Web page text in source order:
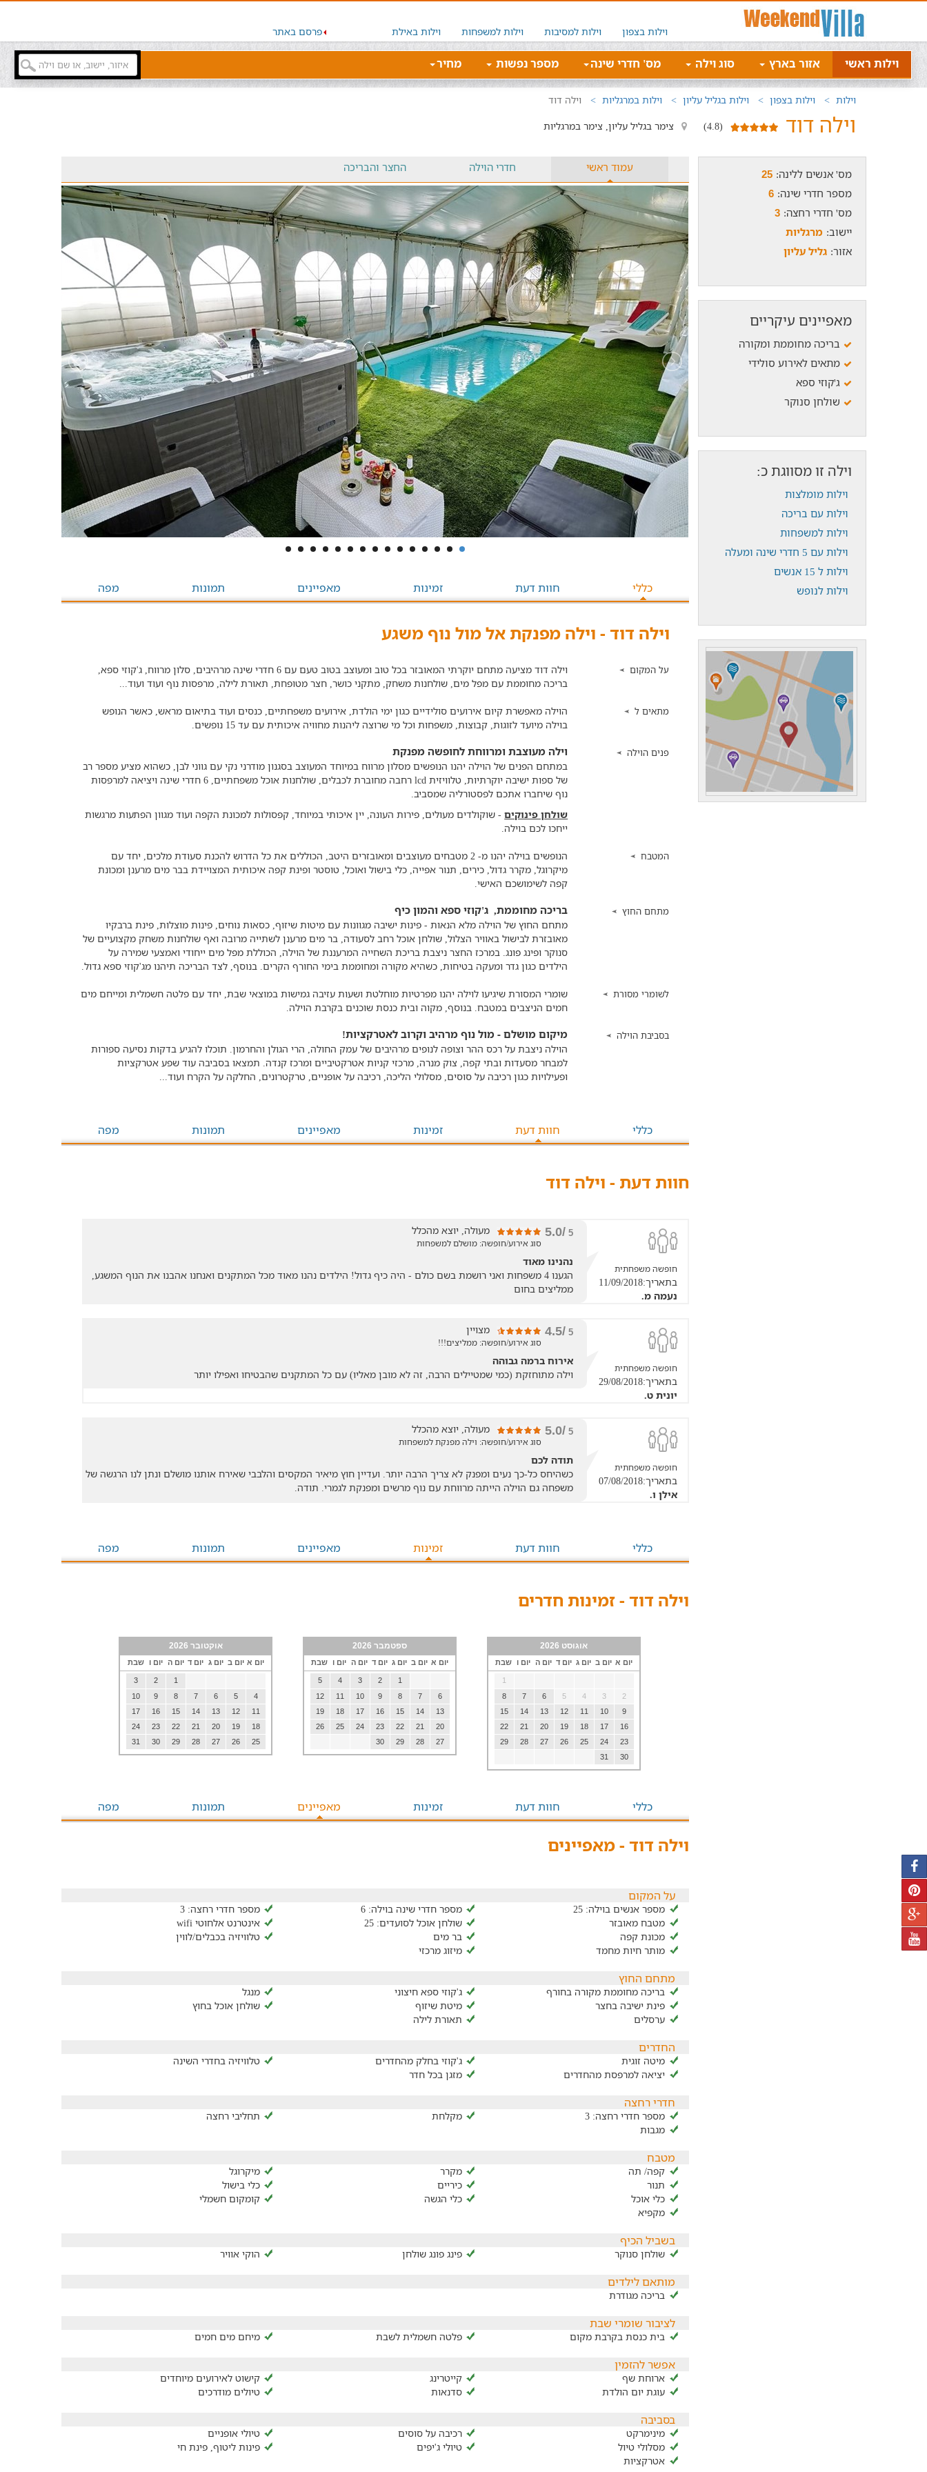
וילות בצפון וילות למסיבות וילות למשפחות וילות באילת פרסם באתר
וילות ראשי אזור בארץ סוג וילה מס' חדרי שינה מספר נפשות מחיר
וילות וילות בצפון וילות בגליל עליון וילות במרגליות וילה דוד
וילה דוד (4.8) צימר בגליל עליון, צימר במרגליות
מס' אנשים ללינה: 25
מספר חדרי שינה: 6
מס' חדרי רחצה: 3
יישוב: מרגליות
אזור: גליל עליון
מאפיינים עיקריים
בריכה מחוממת ומקורה
מתאים לאירוע סולידי
ג'קוזי ספא
שולחן סנוקר
וילה זו מסווגת כ:
וילות מומלצות
וילות עם בריכה
וילות למשפחות
וילות עם 5 חדרי שינה ומעלה
וילות ל 15 אנשים
וילות לנופש
עמוד ראשי חדרי הוילה החצר והבריכה
כללי חוות דעת זמינות מאפיינים תמונות מפה
וילה דוד - וילה מפנקת אל מול נוף משגע
על המקום
וילה דוד מציעה מתחם יוקרתי המאובזר בכל טוב ומעוצב בטוב טעם עם 6 חדרי שינה מרהיבים, סלון מרווח, ג'קוזי ספא,
בריכה מחוממת עם מפל מים, שולחנות משחק, מתקני כושר, חצר מטופחת, תאורת לילה, מרפסות נוף ועוד ועוד...
מתאים ל
הוילה מאפשרת קיום אירועים סולידיים כגון ימי הולדת, אירועים משפחתיים, כנסים ועוד בתיאום מראש, כאשר הנופש
בוילה מיועד לזוגות, קבוצות, משפחות וכל מי שרוצה ליהנות מחוויה איכותית עם עד 15 נופשים.
פנים הוילה וילה מעוצבת ומרווחת לחופשה מפנקת
במתחם הפנים של הוילה יהנו הנופשים מסלון מרווח במיוחד המעוצב בסגנון מודרני נקי עם גווני לבן, כשהוא מציע מספר רב
של ספות ישיבה יוקרתיות, טלוויזית lcd רחבה מחוברת לכבלים, שולחנות אוכל משפחתיים, 6 חדרי שינה ויציאה למרפסות
נוף שיחברו אתכם לפסטורליה שמסביב.
שולחן פינוקים- שוקולדים מעולים, פירות העונה, יין איכותי במיוחד, קפסולות למכונת הקפה ועוד מגוון הפתעות מרגשות
ייחכו לכם בוילה.
המטבח
הנופשים בוילה יהנו מ- 2 מטבחים מעוצבים ומאובזרים היטב, הכוללים את כל הדרוש להכנת סעודת מלכים, יחד עם
מיקרוגל, מקרר גדול, כירים, תנור אפייה, כלי בישול ואוכל, טוסטר ופינת קפה איכותית המצויידת בבר מים מרענן ומכונת
קפה לשימושכם האישי.
מתחם החוץ בריכה מחוממת, ג'קוזי ספא והמון כיף
מתחם החוץ של הוילה מלא הנאות - פינות ישיבה מגוונות עם מיטות שיזוף, כסאות נוחים, פינות מוצלות, פינת ברבקיו
מאובזרת לבישול באוויר הצלול, שולחן אוכל רחב לסעודה, בר מים מרענן לשתייה מרובה ואף שולחנות משחק מקצועיים של
סנוקר ופינג פונג. במרכז החצר ניצבת בריכת השחייה המרעננת של הוילה, הכוללת מפל מים ייחודי ואמצעי שמירה על
הילדים כגון גדר ומעקה בטיחות, כשהיא מקורה ומחוממת בימי החורף הקרים. בנוסף, לצד הבריכה תיהנו מג'קוזי ספא גדול.
לשומרי מסורת
שומרי המסורת שיגיעו לוילה יהנו מפרטיות מוחלטת ושעות עזיבה גמישות במוצאי שבת, יחד עם פלטה חשמלית ומייחם מים
חמים הניצבים במטבח. בנוסף, מקוה ובית כנסת שוכנים בקרבת הוילה.
בסביבת הוילה מיקום מושלם - מול נוף מרהיב וקרוב לאטרקציות!
הוילה ניצבת על רכס ההר וצופה לנופים מרהיבים של עמק החולה, הרי הגולן והחרמון. תוכלו להגיע בדקות נסיעה ספורות
למבחר מסעדות ובתי קפה, צוק מנרה, מרכזי קניות אטרקטיביים ומרכז קנדה. תמצאו בסביבה עוד שפע אטרקציות
ופעילויות כגון רכיבה על סוסים, מסלולי הליכה, רכיבה על אופניים, טרקטרונים, החלקה על הקרח ועוד...
כללי חוות דעת זמינות מאפיינים תמונות מפה
חוות דעת - וילה דוד
חופשה משפחתית
בתאריך:11/09/2018
נעמה מ.
5
/5.0 מעולה, יוצא מהכלל
סוג אירוע/חופשה: מושלם למשפחות
נהנינו מאוד
הגענו 4 משפחות ואני רושמת בשם כולם - היה כיף גדול! הילדים נהנו מאוד מכל המתקנים ואנחנו אהבנו את הנוף המשגע,
ממליצים בחום
חופשה משפחתית
בתאריך:29/08/2018
יונית ט.
5
/4.5 מצויין
סוג אירוע/חופשה: ממליצים!!!
אירוח ברמה גבוהה
וילה מתוחזקת (כמי שמטיילים הרבה, זה לא מובן מאליו) עם כל המתקנים שהבטיחו ואפילו יותר
חופשה משפחתית
בתאריך:07/08/2018
אילן ו.
5
/5.0 מעולה, יוצא מהכלל
סוג אירוע/חופשה: וילה מפנקת למשפחות
תודה לכם
כשהיחס כל-כך נעים ומפנק לא צריך הרבה יותר. ועדיין חוץ מיאיר המקסים והלבבי שאירח אותנו מושלם ונתן לנו הרגשה של
משפחה גם הוילה הייתה מרווחת עם נוף מרשים ומפנקת לגמרי. תודה.
כללי חוות דעת זמינות מאפיינים תמונות מפה
וילה דוד - זמינות חדרים
אוגוסט 2026
יום א יום ב יום ג יום ד יום ה יום ו שבת
1
2
3
4
5
6
7
8
9
10
11
12
13
14
15
16
17
18
19
20
21
22
23
24
25
26
27
28
29
30
31
ספטמבר 2026
יום א יום ב יום ג יום ד יום ה יום ו שבת
1
2
3
4
5
6
7
8
9
10
11
12
13
14
15
16
17
18
19
20
21
22
23
24
25
26
27
28
29
30
אוקטובר 2026
יום א יום ב יום ג יום ד יום ה יום ו שבת
1
2
3
4
5
6
7
8
9
10
11
12
13
14
15
16
17
18
19
20
21
22
23
24
25
26
27
28
29
30
31
כללי חוות דעת זמינות מאפיינים תמונות מפה
וילה דוד - מאפיינים
על המקום
מספר אנשים בוילה: 25 מספר חדרי שינה בוילה: 6
מספר חדרי רחצה: 3
מטבח מאובזר
שולחן אוכל לסועדים: 25
אינטרנט אלחוטי wifi
מכונת קפה
בר מים
טלוויזיה בכבלים/לווין
מותר חיות מחמד
מיזוג מרכזי
מתחם החוץ
בריכה מחוממת מקורה בחורף ג'קוזי ספא חיצוני
מנגל
פינת ישיבה בחצר
מיטת שיזוף
שולחן אוכל בחוץ
ערסלים
תאורת לילה
החדרים
מיטה זוגית ג'קוזי בחלק מהחדרים
טלוויזיה בחדרי השינה
יציאה למרפסת מהחדרים
מזגן בכל חדר
חדרי רחצה
מספר חדרי רחצה: 3 מקלחת
תחליבי רחצה
מגבות
מטבח
קפה/ תה מקרר
מיקרוגל
תנור
כיריים
כלי בישול
כלי אוכל
כלי הגשה
קומקום חשמלי
מקפיא
בשביל הכיף
שולחן סנוקר פינג פונג שולחן הוקי אוויר
מותאם לילדים
בריכה מגודרת
לציבור שומרי שבת
בית כנסת בקרבת מקום פלטה חשמלית לשבת מיחם מים חמים
אפשר להזמין
ארוחת שף קייטרינג
קישוט לאירועים מיוחדים
עוגת יום הולדת
סדנאות טיולים מודרכים
בסביבה
מינימרקט רכיבה על סוסים
טיולי אופניים
מסלולי טיול
טיולי ג'יפים
פינות ליטוף, פינת חי
אטרקציות